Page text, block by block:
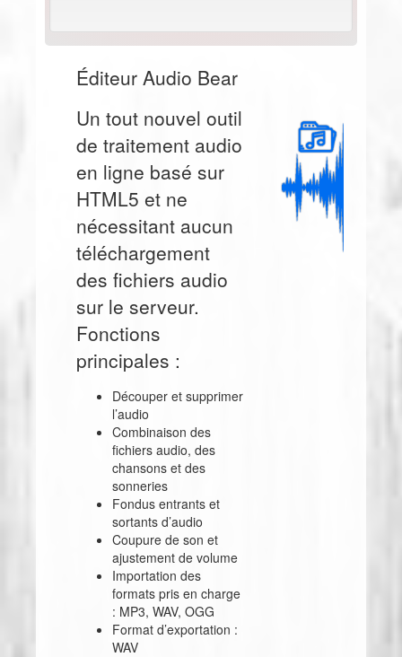
Éditeur Audio Bear
Un tout nouvel outil
de traitement audio
en ligne basé sur
HTML5 et ne
nécessitant aucun
téléchargement
des fichiers audio
sur le serveur.
Fonctions
principales :
Découper et supprimer
l’audio
Combinaison des
fichiers audio, des
chansons et des
sonneries
Fondus entrants et
sortants d’audio
Coupure de son et
ajustement de volume
Importation des
formats pris en charge
: MP3, WAV, OGG
Format d’exportation :
WAV